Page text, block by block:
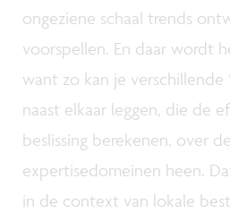
ongeziene schaal trends
voorspellen. En daar wordt
want zo kan je verschillende
naast elkaar leggen, die de
beslissing berekenen, over
expertisedomeinen heen.
in de context van lokale